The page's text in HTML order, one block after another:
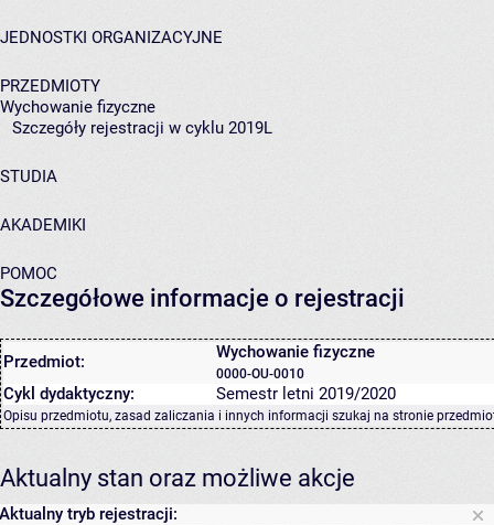
JEDNOSTKI ORGANIZACYJNE
PRZEDMIOTY
Wychowanie fizyczne
Szczegóły rejestracji w cyklu 2019L
STUDIA
AKADEMIKI
POMOC
Szczegółowe informacje o rejestracji
Przedmiot: Wychowanie fizyczne
0000-OU-0010
Cykl dydaktyczny: Semestr letni 2019/2020
Opisu przedmiotu, zasad zaliczania i innych informacji szukaj na stronie
Aktualny stan oraz możliwe akcje
Aktualny tryb rejestracji: